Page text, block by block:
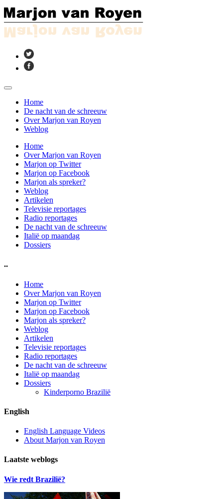
Home
De nacht van de schreeuw
Over Marjon van Royen
Weblog
Home
Over Marjon van Royen
Marjon op Twitter
Marjon op Facebook
Marjon als spreker?
Weblog
Artikelen
Televisie reportages
Radio reportages
De nacht van de schreeuw
Italië op maandag
Dossiers
..
Home
Over Marjon van Royen
Marjon op Twitter
Marjon op Facebook
Marjon als spreker?
Weblog
Artikelen
Televisie reportages
Radio reportages
De nacht van de schreeuw
Italië op maandag
Dossiers
Kinderporno Brazilië
English
English Language Videos
About Marjon van Royen
Laatste weblogs
Wie redt Brazilië?